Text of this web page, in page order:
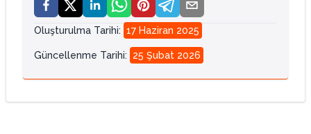
Oluşturulma Tarihi: 17 Haziran 2025
Güncellenme Tarihi: 25 Şubat 2026